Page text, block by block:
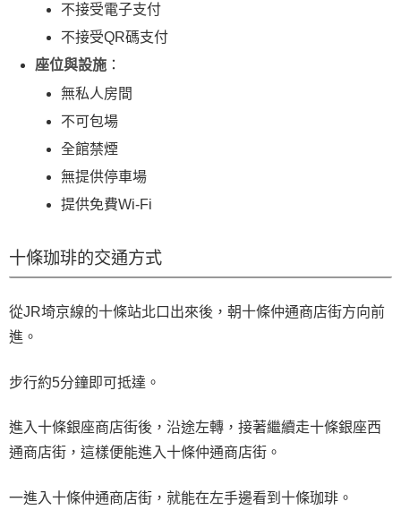
不接受電子支付
不接受QR碼支付
座位與設施 ：
無私人房間
不可包場
全館禁煙
無提供停車場
提供免費Wi-Fi
十條珈琲的交通方式
從JR埼京線的十條站北口出來後，朝十條仲通商店街方向前
進。
步行約5分鐘即可抵達。
進入十條銀座商店街後，沿途左轉，接著繼續走十條銀座西
通商店街，這樣便能進入十條仲通商店街。
一進入十條仲通商店街，就能在左手邊看到十條珈琲。